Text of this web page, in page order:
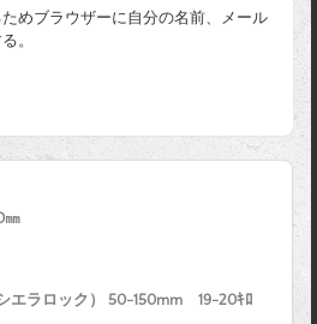
めブラウザーに自分の名前、メール
。
㎜
エラロック） 50-150mm 19-20ｷﾛ